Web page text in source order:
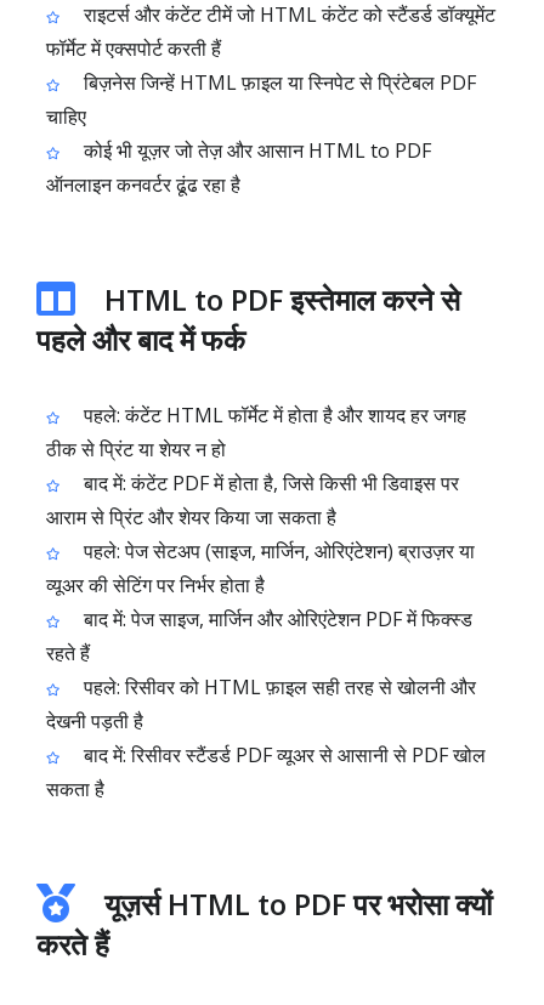
राइटर्स और कंटेंट टीमें जो HTML कंटेंट को स्टैंडर्ड डॉक्यूमेंट
फॉर्मेट में एक्सपोर्ट करती हैं
बिज़नेस जिन्हें HTML फ़ाइल या स्निपेट से प्रिंटेबल PDF
चाहिए
कोई भी यूज़र जो तेज़ और आसान HTML to PDF
ऑनलाइन कनवर्टर ढूंढ रहा है
HTML to PDF इस्तेमाल करने से
पहले और बाद में फर्क
पहले: कंटेंट HTML फॉर्मेट में होता है और शायद हर जगह
ठीक से प्रिंट या शेयर न हो
बाद में: कंटेंट PDF में होता है, जिसे किसी भी डिवाइस पर
आराम से प्रिंट और शेयर किया जा सकता है
पहले: पेज सेटअप (साइज, मार्जिन, ओरिएंटेशन) ब्राउज़र या
व्यूअर की सेटिंग पर निर्भर होता है
बाद में: पेज साइज, मार्जिन और ओरिएंटेशन PDF में फिक्स्ड
रहते हैं
पहले: रिसीवर को HTML फ़ाइल सही तरह से खोलनी और
देखनी पड़ती है
बाद में: रिसीवर स्टैंडर्ड PDF व्यूअर से आसानी से PDF खोल
सकता है
यूज़र्स HTML to PDF पर भरोसा क्यों
करते हैं